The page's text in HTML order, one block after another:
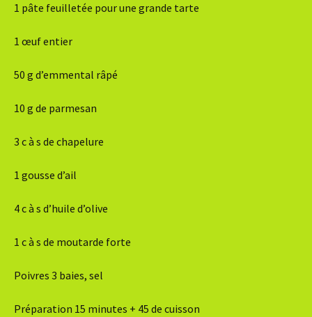
1 pâte feuilletée pour une grande tarte
1 œuf entier
50 g d’emmental râpé
10 g de parmesan
3 c à s de chapelure
1 gousse d’ail
4 c à s d’huile d’olive
1 c à s de moutarde forte
Poivres 3 baies, sel
Préparation 15 minutes + 45 de cuisson